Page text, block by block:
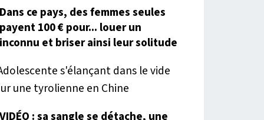
Dans ce pays, des femmes seules
payent 100 € pour... louer un
inconnu et briser ainsi leur solitude
VIDÉO : sa sangle se détache, une